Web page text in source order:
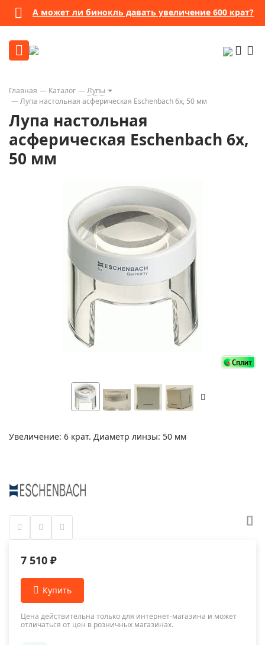
А может ли бинокль давать увеличение 600 крат?
Главная Каталог
Лупы
Лупа настольная асферическая Eschenbach 6x, 50 мм
Лупа настольная
асферическая Eschenbach 6x,
50 мм
Увеличение: 6 крат. Диаметр линзы: 50 мм
7 510 ₽
Цена действительна только для интернет-магазина и может
отличаться от цен в розничных магазинах.